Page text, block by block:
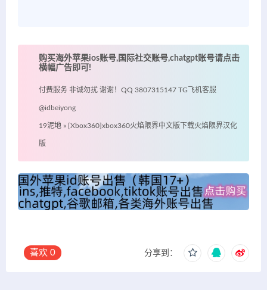
购买海外苹果ios账号,国际社交账号,chatgpt账号请点击
横幅广告即可!
付费服务 非诚勿扰 谢谢！QQ 3807315147 TG飞机客服
@idbeiyong
19泥地 » [Xbox360]xbox360火焰限界中文版下载火焰限界汉化
版
喜欢 0 分享到：